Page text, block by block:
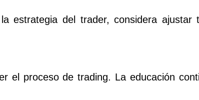
estrategia del trader, considera
el proceso de trading. La educación